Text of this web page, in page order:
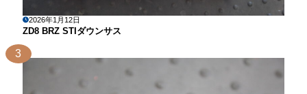
2026年1月12日
ZD8 BRZ STIダウンサス
3